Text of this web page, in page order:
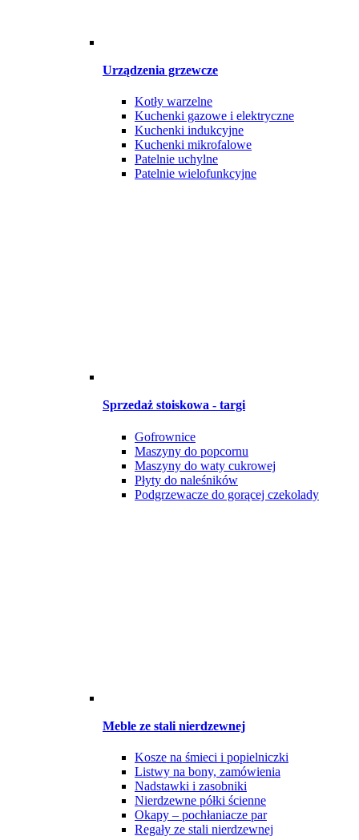
Urządzenia grzewcze
Kotły warzelne
Kuchenki gazowe i elektryczne
Kuchenki indukcyjne
Kuchenki mikrofalowe
Patelnie uchylne
Patelnie wielofunkcyjne
Sprzedaż stoiskowa - targi
Gofrownice
Maszyny do popcornu
Maszyny do waty cukrowej
Płyty do naleśników
Podgrzewacze do gorącej czekolady
Meble ze stali nierdzewnej
Kosze na śmieci i popielniczki
Listwy na bony, zamówienia
Nadstawki i zasobniki
Nierdzewne półki ścienne
Okapy – pochłaniacze par
Regały ze stali nierdzewnej